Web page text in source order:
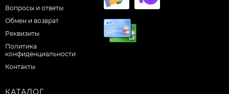
Вопросы и ответы
Обмен и возврат
Реквизиты
Политика
конфиденциальности
Контакты